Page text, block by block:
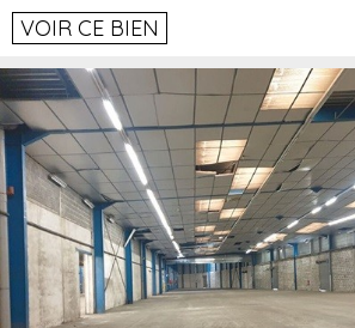
VOIR CE BIEN